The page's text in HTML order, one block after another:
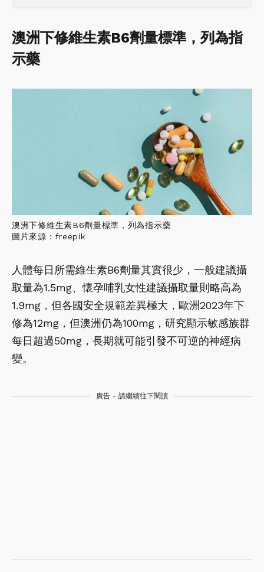
澳洲下修維生素B6劑量標準，列為指
示藥
澳洲下修維生素B6劑量標準，列為指示藥
圖片來源：freepik
人體每日所需維生素B6劑量其實很少，一般建議攝
取量為1.5mg、懷孕哺乳女性建議攝取量則略高為
1.9mg，但各國安全規範差異極大，歐洲2023年下
修為12mg，但澳洲仍為100mg，研究顯示敏感族群
每日超過50mg，長期就可能引發不可逆的神經病
變。
廣告 - 請繼續往下閱讀